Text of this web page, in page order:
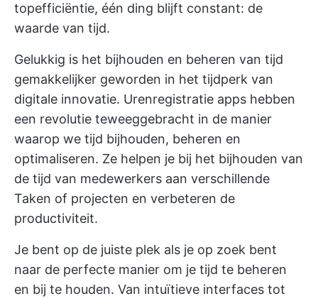
topefficiëntie, één ding blijft constant: de
waarde van tijd.
Gelukkig is het bijhouden en beheren van tijd
gemakkelijker geworden in het tijdperk van
digitale innovatie. Urenregistratie apps hebben
een revolutie teweeggebracht in de manier
waarop we tijd bijhouden, beheren en
optimaliseren. Ze helpen je bij het bijhouden van
de tijd van medewerkers aan verschillende
Taken of projecten en verbeteren de
productiviteit.
Je bent op de juiste plek als je op zoek bent
naar de perfecte manier om je tijd te beheren
en bij te houden. Van intuïtieve interfaces tot